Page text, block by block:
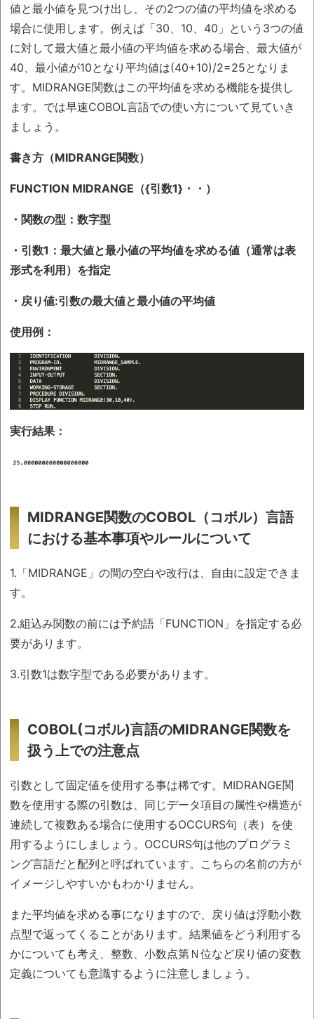
値と最小値を見つけ出し、その2つの値の平均値を求める
場合に使用します。例えば「30、10、40」という3つの値
に対して最大値と最小値の平均値を求める場合、最大値が
40、最小値が10となり平均値は(40+10)/2=25となりま
す。MIDRANGE関数はこの平均値を求める機能を提供し
ます。では早速COBOL言語での使い方について見ていき
ましょう。
書き方（MIDRANGE関数）
FUNCTION MIDRANGE（{引数1}・・）
・関数の型：数字型
・引数1：最大値と最小値の平均値を求める値（通常は表
形式を利用）を指定
・戻り値:引数の最大値と最小値の平均値
使用例：
実行結果：
MIDRANGE関数のCOBOL（コボル）言語
における基本事項やルールについて
1.「MIDRANGE」の間の空白や改行は、自由に設定できま
す。
2.組込み関数の前には予約語「FUNCTION」を指定する必
要があります。
3.引数1は数字型である必要があります。
COBOL(コボル)言語のMIDRANGE関数を
扱う上での注意点
引数として固定値を使用する事は稀です。MIDRANGE関
数を使用する際の引数は、同じデータ項目の属性や構造が
連続して複数ある場合に使用するOCCURS句（表）を使
用するようにしましょう。OCCURS句は他のプログラミ
ング言語だと配列と呼ばれています。こちらの名前の方が
イメージしやすいかもわかりません。
また平均値を求める事になりますので、戻り値は浮動小数
点型で返ってくることがあります。結果値をどう利用する
かについても考え、整数、小数点第Ｎ位など戻り値の変数
定義についても意識するように注意しましょう。